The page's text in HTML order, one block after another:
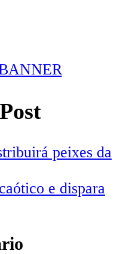
peixes da
e dispara